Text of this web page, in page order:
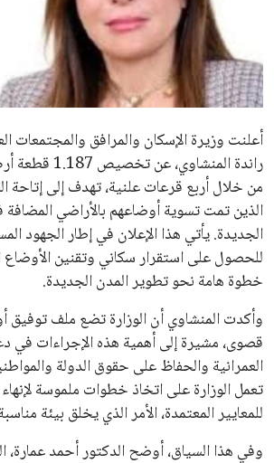
علوم وتكنولوجيا
المرأة والجمال
محافظات
أعلنت وزيرة الإسكان والمرافق والمجتمعات
راندة
من خلال أربع قرعات علنية، تهدف إلى إتاحة
الذين تمت تسوية أوضاعهم بالأراضي المضافة
الجديدة. يأتي هذا الإعلان في إطار الجهود
للحصول على استقرار سكاني وتقنين الأوضاع
خطوة هامة نحو تطوير المدن الجديدة.
وأكدت المنشاوي أن الوزارة تضع ملف توفيق
قصوى، مشيرة إلى أهمية هذه الإجراءات في
العمرانية والحفاظ على حقوق الدولة
تعمل الوزارة على اتخاذ خطوات ملموسة
للمعايير المعتمدة، الأمر الذي يخلق بيئة
وفي هذا السياق، أوضح الدكتور أحمد